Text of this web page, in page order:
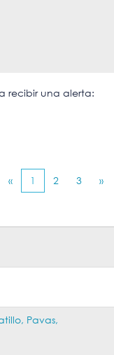
recibir una alerta:
« 1 2 3 »
Pavas,